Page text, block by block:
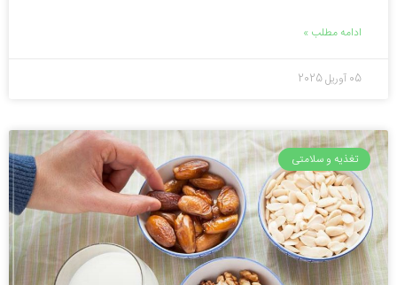
ادامه مطلب »
05 آوریل 2025
تغذیه و سلامتی